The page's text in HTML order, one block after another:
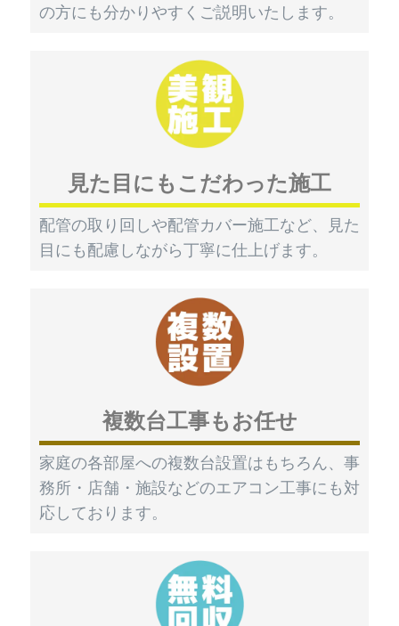
の方にも分かりやすくご説明いたします。
見た目にもこだわった施工
配管の取り回しや配管カバー施工など、見た
目にも配慮しながら丁寧に仕上げます。
複数台工事もお任せ
家庭の各部屋への複数台設置はもちろん、事
務所・店舗・施設などのエアコン工事にも対
応しております。